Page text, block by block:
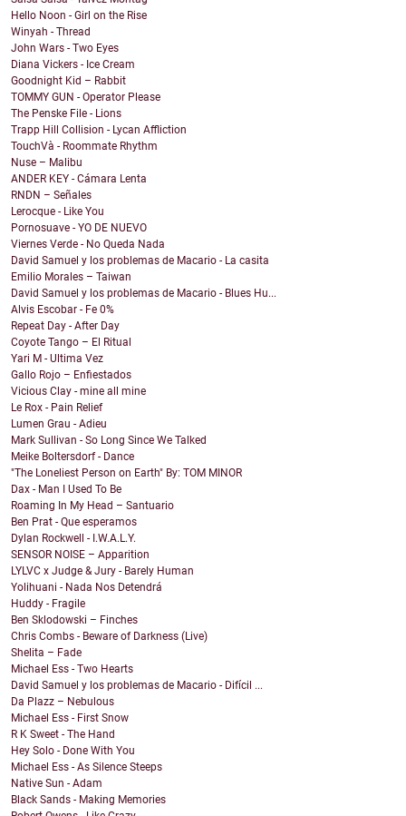
Hello Noon - Girl on the Rise
Winyah - Thread
John Wars - Two Eyes
Diana Vickers - Ice Cream
Goodnight Kid – Rabbit
TOMMY GUN - Operator Please
The Penske File - Lions
Trapp Hill Collision - Lycan Affliction
TouchVà - Roommate Rhythm
Nuse – Malibu
ANDER KEY - Cámara Lenta
RNDN – Señales
Lerocque - Like You
Pornosuave - YO DE NUEVO
Viernes Verde - No Queda Nada
David Samuel y los problemas de Macario - La casita
Emilio Morales – Taiwan
David Samuel y los problemas de Macario - Blues Hu...
Alvis Escobar - Fe 0%
Repeat Day - After Day
Coyote Tango – El Ritual
Yari M - Ultima Vez
Gallo Rojo – Enfiestados
Vicious Clay - mine all mine
Le Rox - Pain Relief
Lumen Grau - Adieu
Mark Sullivan - So Long Since We Talked
Meike Boltersdorf - Dance
"The Loneliest Person on Earth" By: TOM MINOR
Dax - Man I Used To Be
Roaming In My Head – Santuario
Ben Prat - Que esperamos
Dylan Rockwell - I.W.A.L.Y.
SENSOR NOISE – Apparition
LYLVC x Judge & Jury - Barely Human
Yolihuani - Nada Nos Detendrá
Huddy - Fragile
Ben Sklodowski – Finches
Chris Combs - Beware of Darkness (Live)
Shelita – Fade
Michael Ess - Two Hearts
David Samuel y los problemas de Macario - Difícil ...
Da Plazz – Nebulous
Michael Ess - First Snow
R K Sweet - The Hand
Hey Solo - Done With You
Michael Ess - As Silence Steeps
Native Sun - Adam
Black Sands - Making Memories